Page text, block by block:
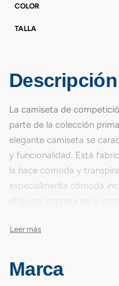
COLOR
TALLA
Descripción
La camiseta de
parte de la colección
elegante camiseta se
y funcionalidad. Está
la hace cómoda y
especialmente cómoda
así una mayor
extiende desde el cuello
decorado con una
Marca